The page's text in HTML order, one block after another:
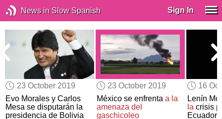
News in Slow Spanish Sign In
23 October 2019
Evo Morales y Carlos
Mesa se disputarán la
presidencia de Bolivia
23 October 2019
México se enfrenta a la
amenaza del
gaschicoleo
16
Lenín
lacrisis
Ecuador